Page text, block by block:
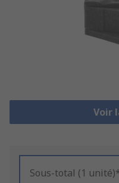
Voir
Sous-total (1